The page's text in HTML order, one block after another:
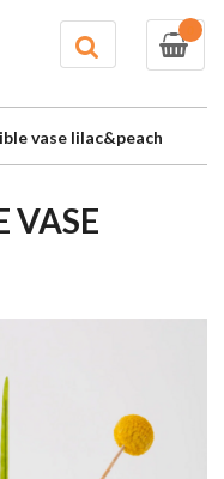
vase lilac&peach
VASE